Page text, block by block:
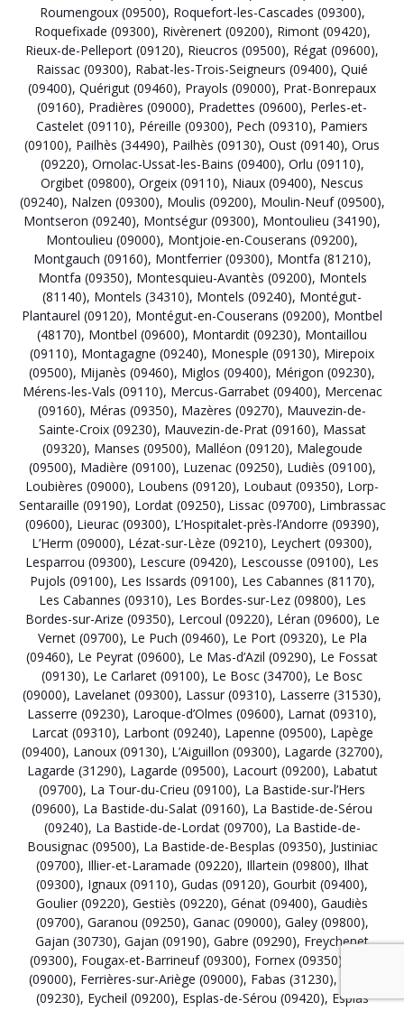
Roumengoux (09500), Roquefort-les-Cascades (09300),
Roquefixade (09300), Rivèrenert (09200), Rimont (09420),
Rieux-de-Pelleport (09120), Rieucros (09500), Régat (09600),
Raissac (09300), Rabat-les-Trois-Seigneurs (09400), Quié
(09400), Quérigut (09460), Prayols (09000), Prat-Bonrepaux
(09160), Pradières (09000), Pradettes (09600), Perles-et-
Castelet (09110), Péreille (09300), Pech (09310), Pamiers
(09100), Pailhès (34490), Pailhès (09130), Oust (09140), Orus
(09220), Ornolac-Ussat-les-Bains (09400), Orlu (09110),
Orgibet (09800), Orgeix (09110), Niaux (09400), Nescus
(09240), Nalzen (09300), Moulis (09200), Moulin-Neuf (09500),
Montseron (09240), Montségur (09300), Montoulieu (34190),
Montoulieu (09000), Montjoie-en-Couserans (09200),
Montgauch (09160), Montferrier (09300), Montfa (81210),
Montfa (09350), Montesquieu-Avantès (09200), Montels
(81140), Montels (34310), Montels (09240), Montégut-
Plantaurel (09120), Montégut-en-Couserans (09200), Montbel
(48170), Montbel (09600), Montardit (09230), Montaillou
(09110), Montagagne (09240), Monesple (09130), Mirepoix
(09500), Mijanès (09460), Miglos (09400), Mérigon (09230),
Mérens-les-Vals (09110), Mercus-Garrabet (09400), Mercenac
(09160), Méras (09350), Mazères (09270), Mauvezin-de-
Sainte-Croix (09230), Mauvezin-de-Prat (09160), Massat
(09320), Manses (09500), Malléon (09120), Malegoude
(09500), Madière (09100), Luzenac (09250), Ludiès (09100),
Loubières (09000), Loubens (09120), Loubaut (09350), Lorp-
Sentaraille (09190), Lordat (09250), Lissac (09700), Limbrassac
(09600), Lieurac (09300), L’Hospitalet-près-l’Andorre (09390),
L’Herm (09000), Lézat-sur-Lèze (09210), Leychert (09300),
Lesparrou (09300), Lescure (09420), Lescousse (09100), Les
Pujols (09100), Les Issards (09100), Les Cabannes (81170),
Les Cabannes (09310), Les Bordes-sur-Lez (09800), Les
Bordes-sur-Arize (09350), Lercoul (09220), Léran (09600), Le
Vernet (09700), Le Puch (09460), Le Port (09320), Le Pla
(09460), Le Peyrat (09600), Le Mas-d’Azil (09290), Le Fossat
(09130), Le Carlaret (09100), Le Bosc (34700), Le Bosc
(09000), Lavelanet (09300), Lassur (09310), Lasserre (31530),
Lasserre (09230), Laroque-d’Olmes (09600), Larnat (09310),
Larcat (09310), Larbont (09240), Lapenne (09500), Lapège
(09400), Lanoux (09130), L’Aiguillon (09300), Lagarde (32700),
Lagarde (31290), Lagarde (09500), Lacourt (09200), Labatut
(09700), La Tour-du-Crieu (09100), La Bastide-sur-l’Hers
(09600), La Bastide-du-Salat (09160), La Bastide-de-Sérou
(09240), La Bastide-de-Lordat (09700), La Bastide-de-
Bousignac (09500), La Bastide-de-Besplas (09350), Justiniac
(09700), Illier-et-Laramade (09220), Illartein (09800), Ilhat
(09300), Ignaux (09110), Gudas (09120), Gourbit (09400),
Goulier (09220), Gestiès (09220), Génat (09400), Gaudiès
(09700), Garanou (09250), Ganac (09000), Galey (09800),
Gajan (30730), Gajan (09190), Gabre (09290), Freychenet
(09300), Fougax-et-Barrineuf (09300), Fornex (09350)
(09000), Ferrières-sur-Ariège (09000), Fabas (31230),
(09230), Eycheil (09200), Esplas-de-Sérou (09420), Esplas